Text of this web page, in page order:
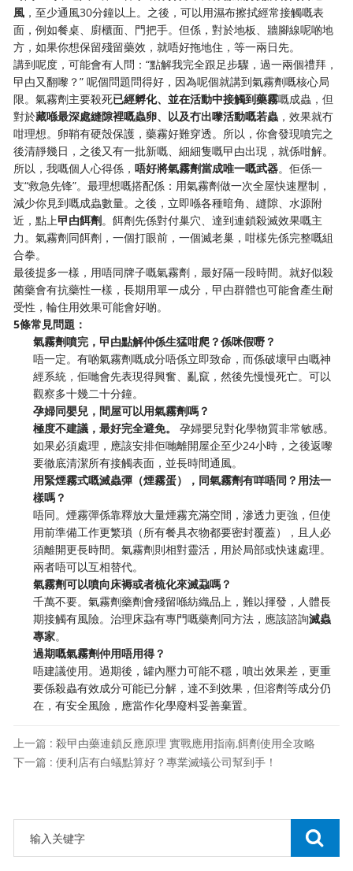
風 ，至少通風30分鐘以上。之後，可以用濕布擦拭經常接觸嘅表
面，例如餐桌、廚櫃面、門把手。但係，對於地板、牆腳線呢啲地
方，如果你想保留殘留藥效，就唔好拖地住，等一兩日先。
講到呢度，可能會有人問：“點解我完全跟足步驟，過一兩個禮拜，
曱甴又翻嚟？” 呢個問題問得好，因為呢個就講到氣霧劑嘅核心局
限。氣霧劑主要殺死已經孵化、並在活動中接觸到藥霧嘅成蟲，但
對於藏喺最深處縫隙裡嘅蟲卵、以及冇出嚟活動嘅若蟲 ，效果就冇
咁理想。卵鞘有硬殼保護，藥霧好難穿透。所以，你會發現噴完之
後清靜幾日，之後又有一批新嘅、細細隻嘅曱甴出現，就係咁解。
所以，我嘅個人心得係，唔好將氣霧劑當成唯一嘅武器。佢係一
支“救急先锋”。最理想嘅搭配係：用氣霧劑做一次全屋快速壓制，
減少你見到嘅成蟲數量。之後，立即喺各種暗角、縫隙、水源附
近，點上曱甴餌劑。餌劑先係對付巢穴、達到連鎖殺滅效果嘅主
力。氣霧劑同餌劑，一個打眼前，一個滅老巢，咁樣先係完整嘅組
合拳。
最後提多一樣，用唔同牌子嘅氣霧劑，最好隔一段時間。就好似殺
菌藥會有抗藥性一樣，長期用單一成分，曱甴群體也可能會產生耐
受性，輪住用效果可能會好啲。
5條常見問題：
氣霧劑噴完，曱甴點解仲係生猛咁爬？係咪假嘢？
唔一定。有啲氣霧劑嘅成分唔係立即致命，而係破壞曱甴嘅神
經系統，佢哋會先表現得興奮、亂竄，然後先慢慢死亡。可以
觀察多十幾二十分鐘。
孕婦同嬰兒，間屋可以用氣霧劑嗎？
極度不建議，最好完全避免。
​ 孕婦嬰兒對化學物質非常敏感。
如果必須處理，應該安排佢哋離開屋企至少24小時，之後返嚟
要徹底清潔所有接觸表面，並長時間通風。
用緊煙霧式嘅滅蟲彈（煙霧蛋），同氣霧劑有咩唔同？用法一
樣嗎？
唔同。煙霧彈係靠釋放大量煙霧充滿空間，滲透力更強，但使
用前準備工作更繁瑣（所有餐具衣物都要密封覆蓋），且人必
須離開更長時間。氣霧劑則相對靈活，用於局部或快速處理。
兩者唔可以互相替代。
氣霧劑可以噴向床褥或者梳化來滅蝨嗎？
千萬不要。氣霧劑藥劑會殘留喺紡織品上，難以揮發，人體長
期接觸有風險。治理床蝨有專門嘅藥劑同方法，應該諮詢滅蟲
專家。
過期嘅氣霧劑仲用唔用得？
唔建議使用。過期後，罐內壓力可能不穩，噴出效果差，更重
要係殺蟲有效成分可能已分解，達不到效果，但溶劑等成分仍
在，有安全風險，應當作化學廢料妥善棄置。
上一篇 : 殺曱甴藥連鎖反應原理 實戰應用指南,餌劑使用全攻略
下一篇 : 便利店有白蟻點算好？專業滅蟻公司幫到手！